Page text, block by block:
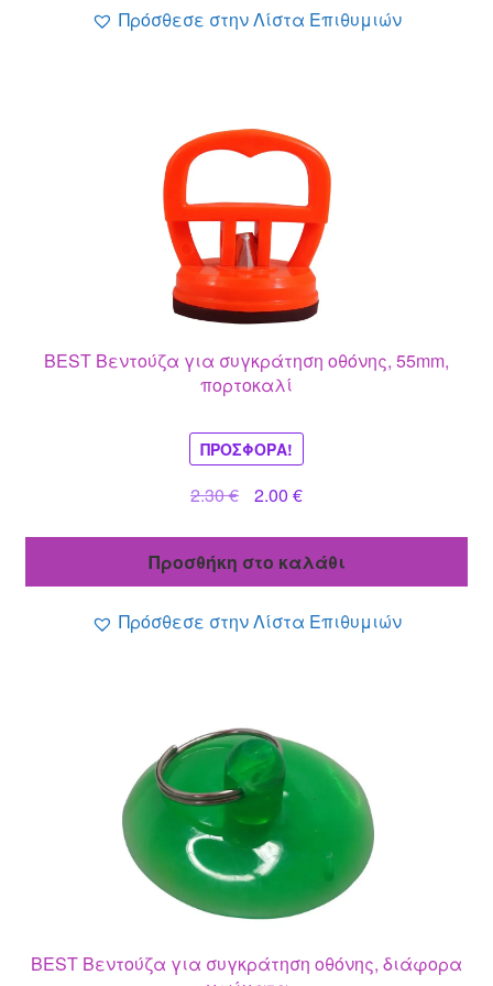
Πρόσθεσε στην Λίστα Επιθυμιών
BEST Βεντούζα για συγκράτηση οθόνης, 55mm,
πορτοκαλί
ΠΡΟΣΦΟΡΆ!
2.30€
Original
2.30 €.
2.00 €Η
είναι:
Προσθήκη στο καλάθι
Πρόσθεσε στην Λίστα Επιθυμιών
BEST Βεντούζα για συγκράτηση οθόνης, διάφορα